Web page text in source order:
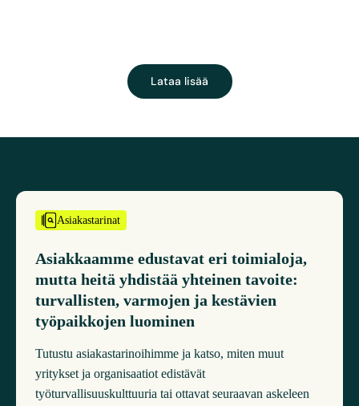
Lataa lisää
Asiakastarinat
Asiakkaamme edustavat eri toimialoja,
mutta heitä yhdistää yhteinen tavoite:
turvallisten, varmojen ja kestävien
työpaikkojen luominen
Tutustu asiakastarinoihimme ja katso, miten muut
yritykset ja organisaatiot edistävät
työturvallisuuskulttuuria tai ottavat seuraavan askeleen